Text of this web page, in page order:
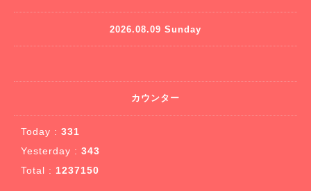
2026.08.09 Sunday
カウンター
Today : 331
Yesterday : 343
Total : 1237150